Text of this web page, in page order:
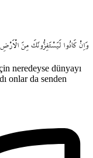
وَاِنْ كَادُوا لَيَسْتَفِزُّونَكَ مِنَ الْاَرْضِ
neredeyse dünyayı
onlar da senden